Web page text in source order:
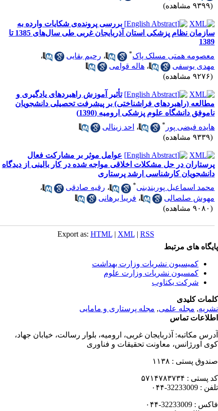
بررسی پرونده‌ی شکایات وارده به
سازمان نظام پزشکی استان آذربایجان غربی طی سال‌های 1385 تا
همتی مسلک پاک* ،رحیم بقایی
،
یوسفی
،هاله قوامی
تأثیر آموزش راهبردهای یادگیری و
(راهبردهای فراشناختی) بر پیشرفت تحصیلی دانشجویان
دانشگاه علوم پزشکی ارومیه (1390)
فیضی پور
،احد زینالی
عوامل موثر بر مشارکت فعال
در حل مشکلات اخلاقی مواجه شده در کار بالینی از دیدگاه
کارشناسی ارشد پرستاری
اسماعیل پوربندبنی
،رقیه صادقی
،
صلصالی
،فریبا برهانی
Export as:HTML |XML|RSS
های مرتبط
کمیسیون نشریات وزارت بهداشت
کمسیون نشریات وزارت علوم
شرکت یکتاوب
کلیدی
,مجله علمی, مجله پرستاری و مامایی
تماس
مکاتبه:آذربایجان غربی، ارومیه، بلوار رسالت، خیابان جهاد،
اورژانس، معاونت تحقیقات و فناوری
پستی : ۱۱۳۸
پستی : ۵۷۱۴۷۸۳۷۳۴
: 32233009-۰۴۴
: 32233009-۰۴۴